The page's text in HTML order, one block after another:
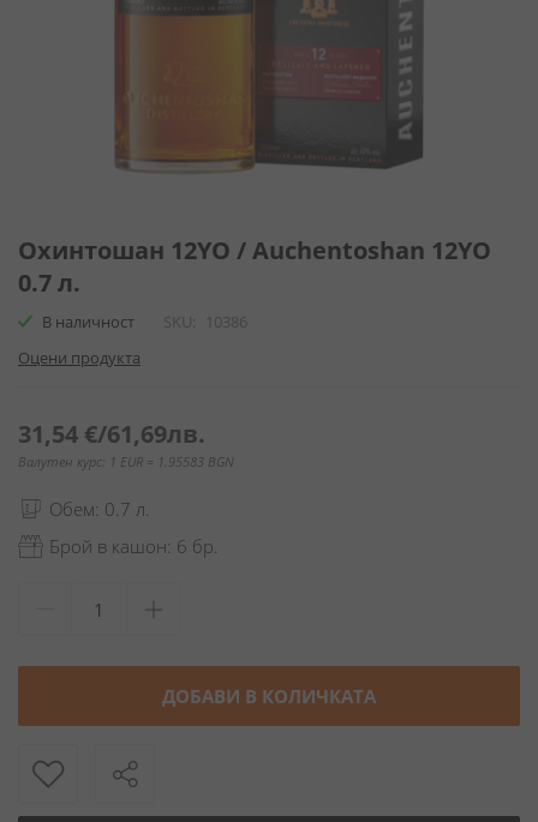
към
на
галерия
снимки
Охинтошан 12YO / Auchentoshan 12YO
0.7 л.
В наличност SKU
10386
Оцени продукта
31,54 €/61,69лв.
Валутен курс: 1 EUR = 1.95583 BGN
Обем: 0.7 л.
Брой в кашон: 6 бр.
ДОБАВИ В КОЛИЧКАТА